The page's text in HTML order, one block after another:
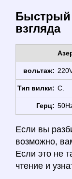
Быстрый
взгляда
вольтаж:
Тип вилки: C.
Герц:
Если вы
возможно,
Если это не
чтение и